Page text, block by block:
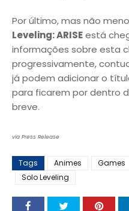
Por último, mas não
Leveling: ARISEestá
informações sobre esta
progressivamente,
já podem adicionar o
para ficarem por dentro
breve.
via Press Release
Tags Animes Games
Solo Leveling